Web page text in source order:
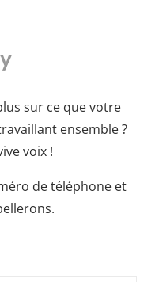
sur ce que votre
ensemble ?
voix !
de téléphone et